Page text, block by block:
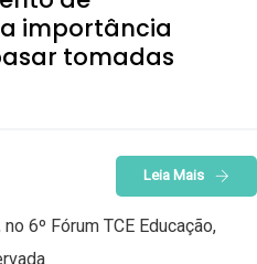
importância
tomadas
Leia Mais
6º Fórum TCE Educação,